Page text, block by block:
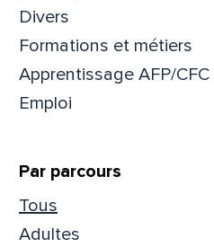
Divers
Formations et métiers
Apprentissage AFP/CFC
Emploi
Par parcours
Tous
Adultes